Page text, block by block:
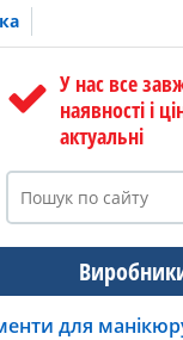
У нас все
наявності і
актуальні
для